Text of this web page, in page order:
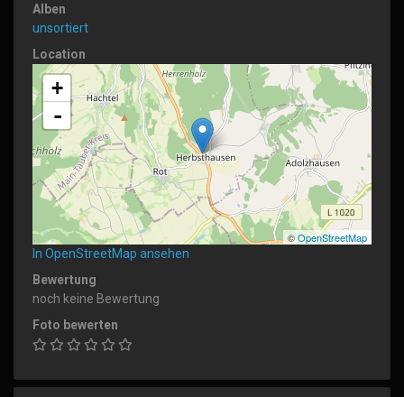
Alben
unsortiert
Location
+
-
©OpenStreetMap
In OpenStreetMap ansehen
Bewertung
noch keine Bewertung
Foto bewerten